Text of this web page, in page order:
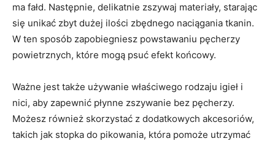
⁣ma ‌fałd. ⁤Następnie, ⁣delikatnie zszywaj materiały, starając
się unikać zbyt dużej ilości zbędnego ​naciągania tkanin.
W ten sposób zapobiegniesz powstawaniu pęcherzy
powietrznych,⁣ które mogą psuć efekt końcowy.
Ważne jest także używanie właściwego rodzaju igieł i
nici, aby ⁢zapewnić płynne zszywanie bez pęcherzy.
Możesz również skorzystać z dodatkowych akcesoriów,
takich ‌jak stopka do pikowania, która pomoże​ utrzymać